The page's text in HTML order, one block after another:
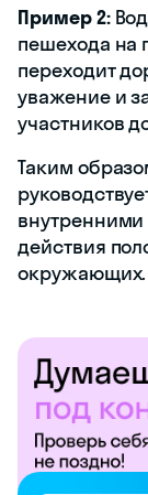
Пример 2:
пешехода на
переходит
уважение и
участников
Таким
действия
окружающих.